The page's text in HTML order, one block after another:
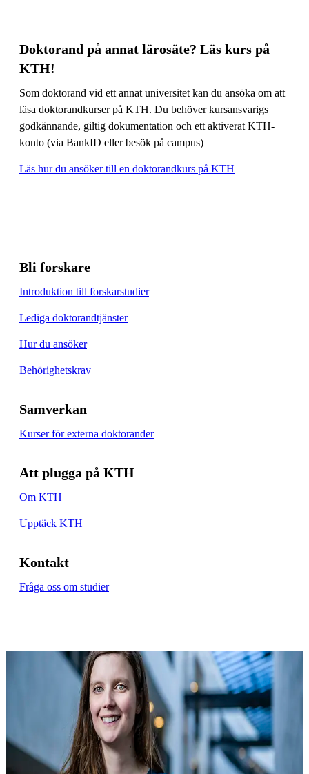
Doktorand på annat lärosäte? Läs kurs på
KTH!
Som doktorand vid ett annat universitet kan du ansöka om att
läsa doktorandkurser på KTH. Du behöver kursansvarigs
godkännande, giltig dokumentation och ett aktiverat KTH-
konto (via BankID eller besök på campus)
Läs hur du ansöker till en doktorandkurs på KTH
Bli forskare
Introduktion till forskarstudier
Lediga doktorandtjänster
Hur du ansöker
Behörighetskrav
Samverkan
Kurser för externa doktorander
Att plugga på KTH
Om KTH
Upptäck KTH
Kontakt
Fråga oss om studier